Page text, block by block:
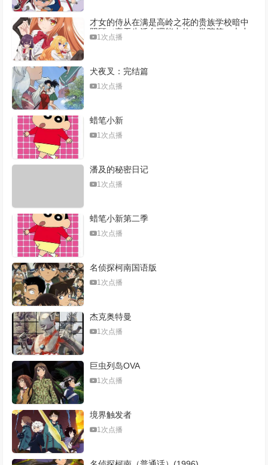
才女的侍从在满是高岭之花的贵族学校暗中
照顾（毫无生活自理能力的）学院第一大小
姐1次点播
犬夜叉：完结篇
1次点播
蜡笔小新
1次点播
潘及的秘密日记
1次点播
蜡笔小新第二季
1次点播
名侦探柯南国语版
1次点播
杰克奥特曼
1次点播
巨虫列岛OVA
1次点播
境界触发者
1次点播